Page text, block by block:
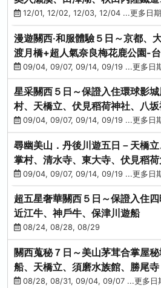
村(不進免稅店)
12/01, 12/02, 12/03, 12/04 ...更多日期
漫遊關西‧和服體驗５日～京都、
渡月橋+超人氣奈良梅花鹿公園-
09/04, 09/07, 09/14, 09/19 ...更多日
星采關西５日～保證入住環球影
村、天橋立、伏見稻荷神社、八
09/04, 09/07, 09/14, 09/19 ...更多日
尋幽美山．丹後川遊五日－天橋
掌村、清水寺、東大寺、伏見稻
09/04, 09/07, 09/14, 09/19 ...更多日
超五星奢華關西５日～保證入住四
近江牛、神戶牛、保津川遊船
08/24, 08/28, 08/29
關西蒐秘７日～美山茅茸合掌屋
船、天橋立、須磨水族館、勝尾寺
08/28, 08/31, 09/04, 09/07 ...更多日